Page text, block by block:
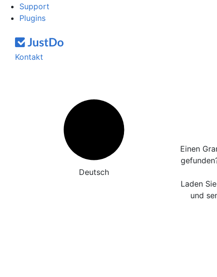
Support
Plugins
Kontakt
Deutsch
Einen
Laden
und